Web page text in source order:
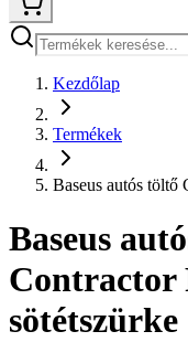
Kezdőlap
Termékek
Baseus autós töltő
Baseus
Contractor
sötétszürke